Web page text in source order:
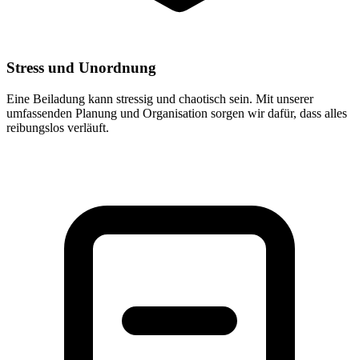
Stress und Unordnung
Eine Beiladung kann stressig und chaotisch sein. Mit unserer
umfassenden Planung und Organisation sorgen wir dafür, dass alles
reibungslos verläuft.